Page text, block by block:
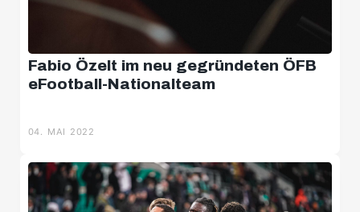
Fabio Özelt im neu gegründeten ÖFB
eFootball-Nationalteam
04. MAI 2022